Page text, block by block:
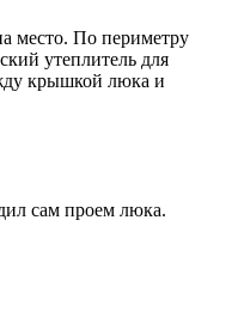
место. По периметру
утеплитель для
крышкой люка и
сам проем люка.